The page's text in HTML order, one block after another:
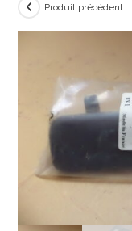
Produit précédent